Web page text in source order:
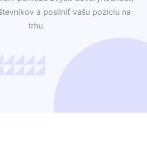
a posilniť vašu pozíciu na
trhu.